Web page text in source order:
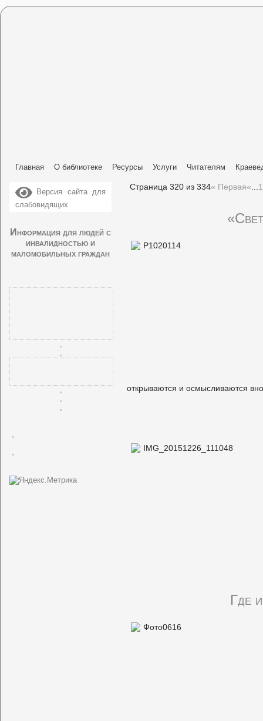
Главная О библиотеке Ресурсы Услуги Читателям
Версия сайта для
слабовидящих
Информация для людей с
инвалидностью и
маломобильных граждан
Страница 320 из 334« Первая«
открываются и осмысливаются
Где